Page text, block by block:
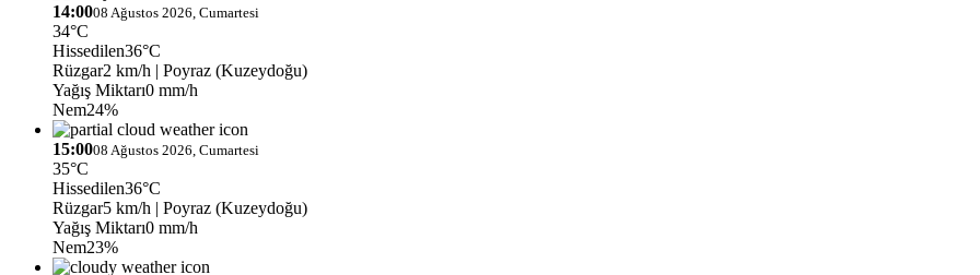
14:0008 Ağustos 2026, Cumartesi
34°C
Hissedilen36°C
Rüzgar2 km/h | Poyraz (Kuzeydoğu)
Yağış Miktarı0 mm/h
Nem24%
15:0008 Ağustos 2026, Cumartesi
35°C
Hissedilen36°C
Rüzgar5 km/h | Poyraz (Kuzeydoğu)
Yağış Miktarı0 mm/h
Nem23%